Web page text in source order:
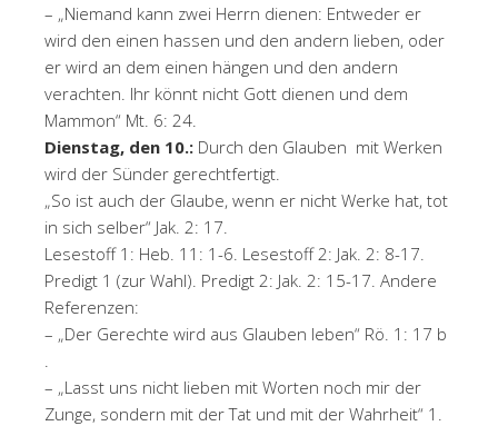
– „Niemand kann zwei Herrn dienen: Entweder er
wird den einen hassen und den andern lieben, oder
er wird an dem einen hängen und den andern
verachten. Ihr könnt nicht Gott dienen und dem
Mammon“ Mt. 6: 24.
Dienstag, den 10.: Durch den Glauben mit Werken
wird der Sünder gerechtfertigt.
„So ist auch der Glaube, wenn er nicht Werke hat, tot
in sich selber“ Jak. 2: 17.
Lesestoff 1: Heb. 11: 1-6. Lesestoff 2: Jak. 2: 8-17.
Predigt 1 (zur Wahl). Predigt 2: Jak. 2: 15-17. Andere
Referenzen:
– „Der Gerechte wird aus Glauben leben“ Rö. 1: 17 b
.
– „Lasst uns nicht lieben mit Worten noch mir der
Zunge, sondern mit der Tat und mit der Wahrheit“ 1.